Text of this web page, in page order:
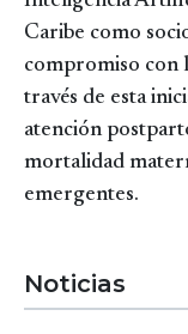
Caribe como
compromiso con
través de esta
atención
mortalidad
emergentes.
Noticias